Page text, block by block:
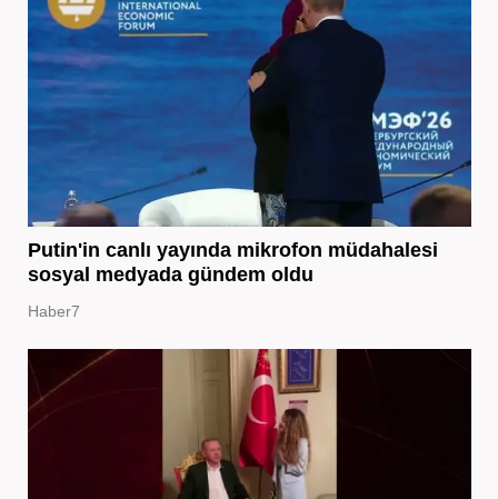
Putin'in canlı yayında mikrofon müdahalesi
sosyal medyada gündem oldu
Haber7